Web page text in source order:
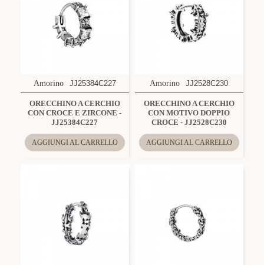
Amorino JJ25384C227
ORECCHINO A CERCHIO
CON CROCE E ZIRCONE -
JJ25384C227
AGGIUNGI AL CARRELLO
Amorino JJ2528C230
ORECCHINO A CERCHIO
CON MOTIVO DOPPIO
CROCE - JJ2528C230
AGGIUNGI AL CARRELLO